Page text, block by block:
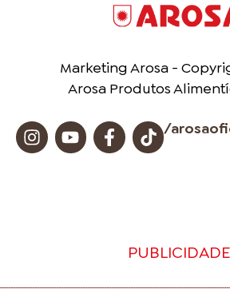
Marketing Arosa -
Arosa Produtos
/
PUBLICIDADE